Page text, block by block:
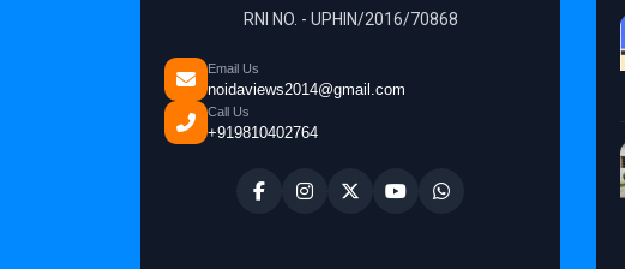
RNI NO. - UPHIN/2016/70868
Email Us
noidaviews2014@gmail.com
Call Us
+919810402764